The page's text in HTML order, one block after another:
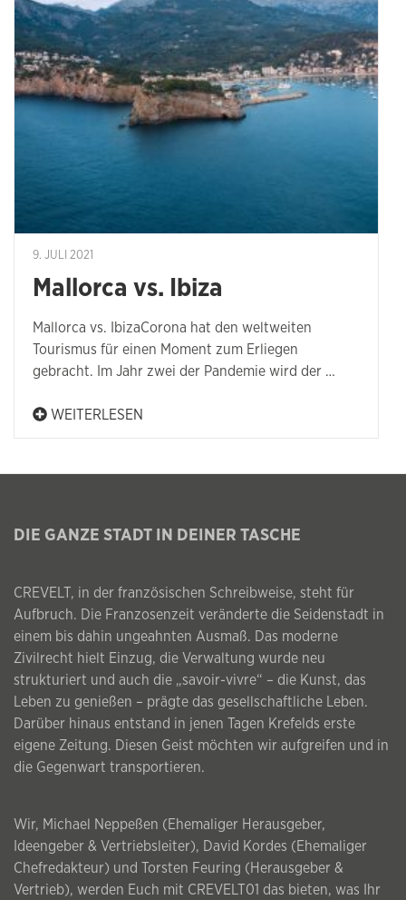
9. JULI 2021
Mallorca vs. Ibiza
Mallorca vs. IbizaCorona hat den weltweiten
Tourismus für einen Moment zum Erliegen
gebracht. Im Jahr zwei der Pandemie wird der …
WEITERLESEN
DIE GANZE STADT IN DEINER TASCHE
CREVELT, in der französischen Schreibweise, steht für
Aufbruch. Die Franzosenzeit veränderte die Seidenstadt in
einem bis dahin ungeahnten Ausmaß. Das moderne
Zivilrecht hielt Einzug, die Verwaltung wurde neu
strukturiert und auch die „savoir-vivre“ – die Kunst, das
Leben zu genießen – prägte das gesellschaftliche Leben.
Darüber hinaus entstand in jenen Tagen Krefelds erste
eigene Zeitung. Diesen Geist möchten wir aufgreifen und in
die Gegenwart transportieren.
Wir, Michael Neppeßen (Ehemaliger Herausgeber,
Ideengeber & Vertriebsleiter), David Kordes (Ehemaliger
Chefredakteur) und Torsten Feuring (Herausgeber &
Vertrieb), werden Euch mit CREVELT01 das bieten, was Ihr